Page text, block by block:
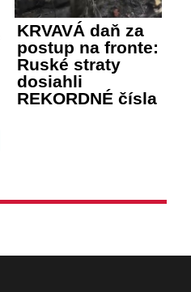
KRVAVÁ daň za
postup na fronte:
Ruské straty
dosiahli
REKORDNÉ čísla